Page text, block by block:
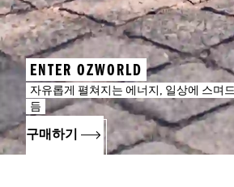
ENTER OZWORLD
자유롭게 펼쳐지는 에너지, 일상에 스며
듬
구매하기